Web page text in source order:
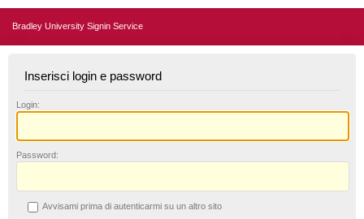
Bradley University Signin Service
Inserisci login e password
L ogin:
Password:
Avvisami prima di autenticarmi su un altro sito